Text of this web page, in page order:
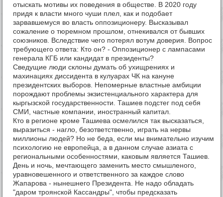
отыскать мотивы их поведения в обществе. В 2020 году
придя к власти много чуши плел, как и подобает
зарвавшемуся во власть оппозиционеру. Высказывал
сожаление о тюремном прошлом, отнекивался от бывших
союзников. Вследствие чего потерял вотум доверия. Вопрос
требующего ответа: Кто он? - Оппозиционер с лампасами
генерала КГБ или кандидат в президенты?
Сведущие люди склоны думать об ухищрениях и
махинациях диссидента в кулуарах ЧК на кануне
президентских выборов. Непомерные властные амбиции
порождают проблемы экзистенциального характера для
кыргызской государственности. Ташиев подстег под себя
СМИ, частные компании, иностранный капитал.
Кто в регионе кроме Ташиева осмелился так высказаться,
выразиться - нагло, безответственно, играть на нервы
миллионы людей? Но не беда, если мы внимательно изучим
психологию не европейца, а в данном случае азиата с
региональными особенностями, каковым является Ташиев.
День и ночь, мечтающего заменить место смышленого,
уравновешенного и ответственного за каждое слово
Жапарова - нынешнего Президента. Не надо обладать
"даром троянской Кассандры", чтобы предсказать